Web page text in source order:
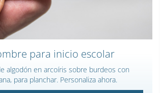
para inicio escolar
algodón en arcoíris sobre burdeos con
para planchar. Personaliza ahora.